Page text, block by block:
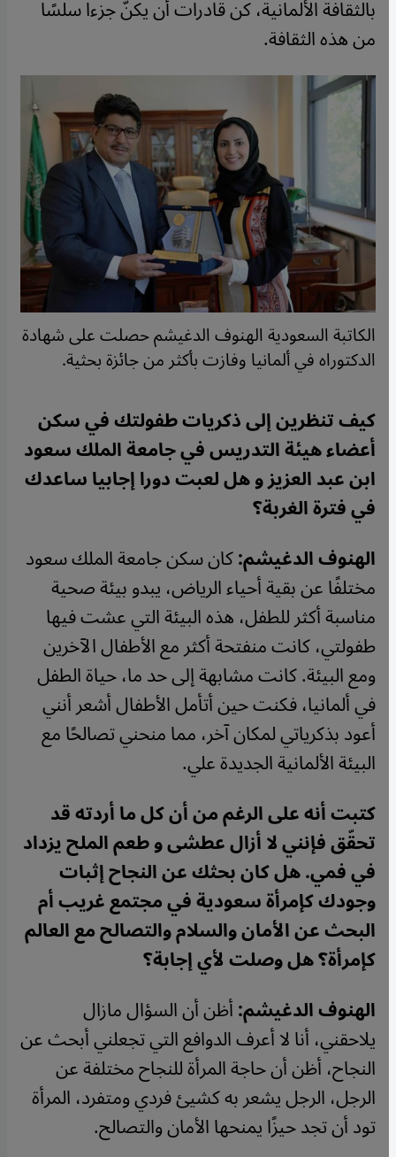
بالثقافة الألمانية، كن قادرات أن يكنّ جزءا سلسًا
من هذه الثقافة.
الكاتبة السعودية الهنوف الدغيشم حصلت على شهادة
الدكتوراه في ألمانيا وفازت بأكثر من جائزة بحثية.
كيف تنظرين إلى ذكريات طفولتك في سكن
أعضاء هيئة التدريس في جامعة الملك سعود
ابن عبد العزيز و هل لعبت دورا إجابيا ساعدك
في فترة الغربة؟
الهنوف الدغيشم:كان سكن جامعة الملك سعود
مختلفًا عن بقية أحياء الرياض، يبدو بيئة صحية
مناسبة أكثر للطفل، هذه البيئة التي عشت فيها
طفولتي، كانت منفتحة أكثر مع الأطفال الآخرين
ومع البيئة. كانت مشابهة إلى حد ما، حياة الطفل
في ألمانيا، فكنت حين أتأمل الأطفال أشعر أنني
أعود بذكرياتي لمكان آخر، مما منحني تصالحًا مع
البيئة الألمانية الجديدة علي.
كتبت أنه على الرغم من أن كل ما أردته قد
تحقّق فإنني لا أزال عطشى و طعم الملح يزداد
في فمي. هل كان بحثك عن النجاح إثبات
وجودك كإمرأة سعودية في مجتمع غريب أم
البحث عن الأمان والسلام والتصالح مع العالم
كإمرأة؟ هل وصلت لأي إجابة؟
الهنوف الدغيشم:أظن أن السؤال مازال
يلاحقني، أنا لا أعرف الدوافع التي تجعلني أبحث عن
النجاح، أظن أن حاجة المرأة للنجاح مختلفة عن
الرجل، الرجل يشعر به كشيئ فردي ومتفرد، المرأة
تود أن تجد حيزًا يمنحها الأمان والتصالح.